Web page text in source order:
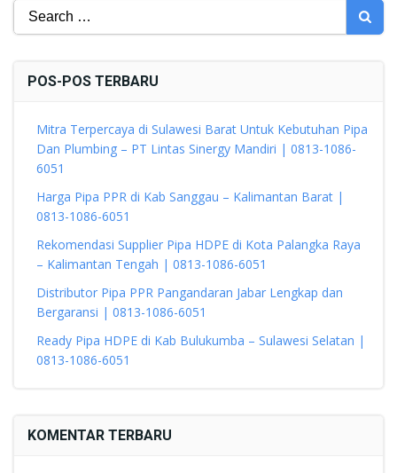
Search
POS-POS TERBARU
Mitra Terpercaya di Sulawesi Barat Untuk Kebutuhan Pipa
Dan Plumbing – PT Lintas Sinergy Mandiri | 0813-1086-
6051
Harga Pipa PPR di Kab Sanggau – Kalimantan Barat |
0813-1086-6051
Rekomendasi Supplier Pipa HDPE di Kota Palangka Raya
– Kalimantan Tengah | 0813-1086-6051
Distributor Pipa PPR Pangandaran Jabar Lengkap dan
Bergaransi | 0813-1086-6051
Ready Pipa HDPE di Kab Bulukumba – Sulawesi Selatan |
0813-1086-6051
KOMENTAR TERBARU